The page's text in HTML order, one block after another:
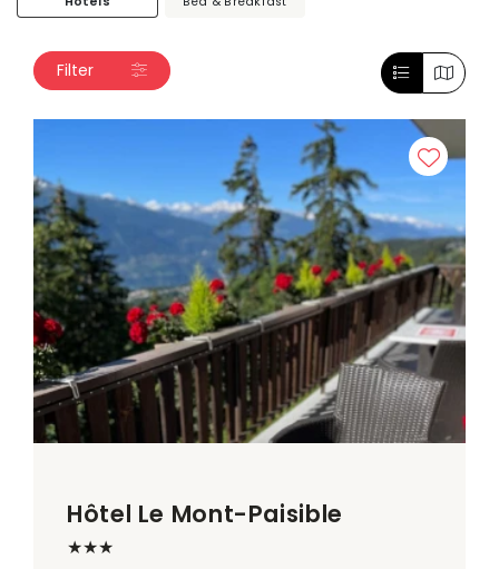
Filter
Hôtel Le Mont-Paisible
★★★